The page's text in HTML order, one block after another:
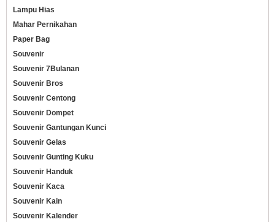
Lampu Hias
Mahar Pernikahan
Paper Bag
Souvenir
Souvenir 7Bulanan
Souvenir Bros
Souvenir Centong
Souvenir Dompet
Souvenir Gantungan Kunci
Souvenir Gelas
Souvenir Gunting Kuku
Souvenir Handuk
Souvenir Kaca
Souvenir Kain
Souvenir Kalender